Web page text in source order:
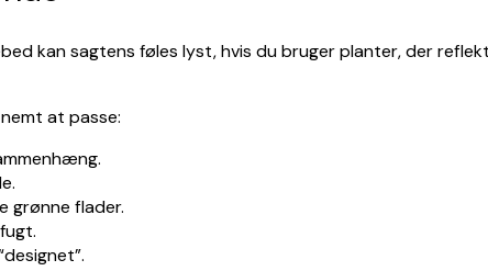
kan sagtens føles lyst, hvis du bruger planter, der
at passe:
grønne flader.